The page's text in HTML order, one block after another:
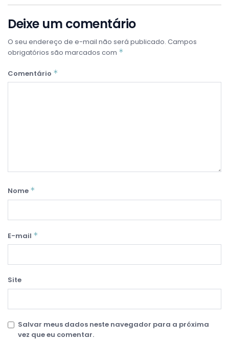
Deixe um comentário
O seu endereço de e-mail não será publicado. Campos
obrigatórios são marcados com *
Comentário *
Nome *
E-mail *
Site
Salvar meus dados neste navegador para a próxima
vez que eu comentar.